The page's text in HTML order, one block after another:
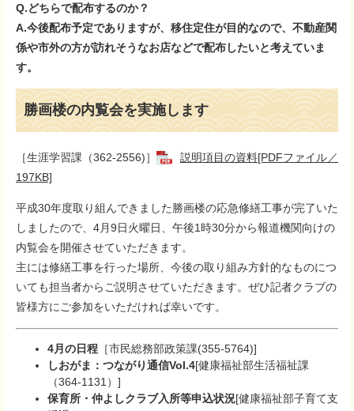
Q.どちらで配布するのか？
A.今後配布予定でありますが、移住定住が目的なので、不動産関
係や市外の方が訪れそうなお店などで配布したいと考えていま
す。
勝画楼の内覧会を実施します
［生涯学習課（362-2556)］
説明項目の資料[PDFファイル／
197KB]
平成30年度取り組んできました勝画楼の応急修繕工事が完了いた
しましたので、4月9日火曜日、午後1時30分から報道機関向けの
内覧会を開催させていただきます。
主には修繕工事を行った場所、今後の取り組み方針的なものにつ
いても担当者からご説明させていただきます。ぜひ記者クラブの
皆様方にご参加をいただければ幸いです。
4月の日程 ［市民総務部政策課(355-5764)]
しおがま：つながり通信Vol.4[健康福祉部生活福祉課
（364-1131）]
保育所・仲よしクラブ入所等申込状況[健康福祉部子育て支